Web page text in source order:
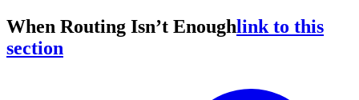
When Routing Isn’t Enoughlink to this
section